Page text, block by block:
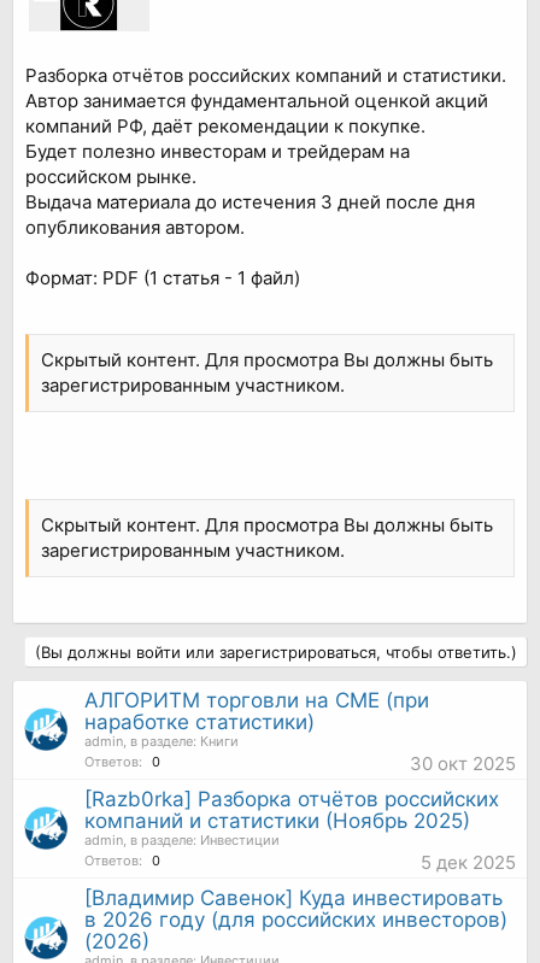
Разборка отчётов российских компаний и статистики.
Автор занимается фундаментальной оценкой акций
компаний РФ, даёт рекомендации к покупке.
Будет полезно инвесторам и трейдерам на
российском рынке.
Выдача материала до истечения 3 дней после дня
опубликования автором.
Формат: PDF (1 статья - 1 файл)
Скрытый контент. Для просмотра Вы должны быть
зарегистрированным участником.
Скрытый контент. Для просмотра Вы должны быть
зарегистрированным участником.
(Вы должны войти или зарегистрироваться, чтобы ответить.)
АЛГОРИТМ торговли на СМЕ (при
наработке статистики)
admin , в разделе: Книги
Ответов:
0 30 окт 2025
[Razb0rka] Разборка отчётов российских
компаний и статистики (Ноябрь 2025)
admin , в разделе: Инвестиции
Ответов:
0 5 дек 2025
[Владимир Савенок] Куда инвестировать
в 2026 году (для российских инвесторов)
(2026)